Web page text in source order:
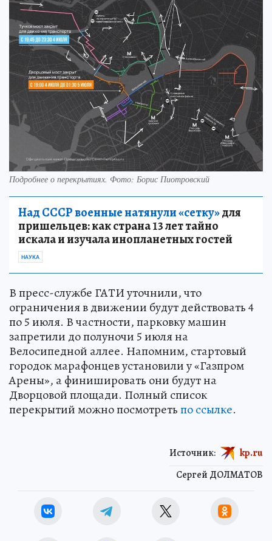
Подробнее о перекрытиях. Фото: Борис Пиотровский
Над СССР военные натянули «сетку»для
пришельцев: как страна 13 лет тайно
искала и изучала инопланетных гостей
НАУКА
В пресс-службе ГАТИ уточнили, что
ограничения в движении будут действовать 4
по 5 июля. В частности, парковку машин
запретили до полуночи 5 июля на
Велосипедной аллее. Напомним, стартовый
городок марафонцев установили у «Газпром
Арены», а финишировать они будут на
Дворцовой площади. Полный список
перекрытий можно посмотретьпо ссылке.
Сергей ДОЛМАТОВ
Источник: kp.ru